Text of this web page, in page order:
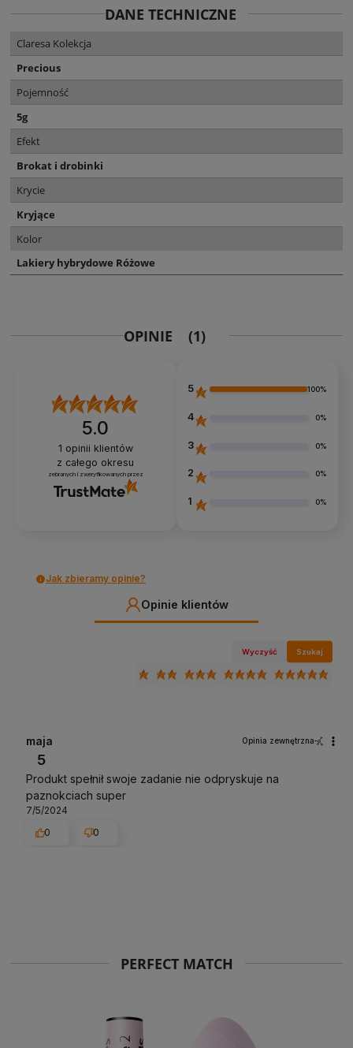
DANE TECHNICZNE
Claresa Kolekcja
Precious
Pojemność
5g
Efekt
Brokat i drobinki
Krycie
Kryjące
Kolor
Lakiery hybrydowe Różowe
OPINIE (1)
5.0
1 opinii klientów
z całego okresu
zebranych i zweryfikowanych przez
5 100%
4 0%
3 0%
2 0%
1 0%
Jak zbieramy opinie?
Opinie klientów
Wyczyść Szukaj
maja Opinia zewnętrzna
5
Produkt spełnił swoje zadanie nie odpryskuje na
paznokciach super
7/5/2024
0
0
PERFECT MATCH